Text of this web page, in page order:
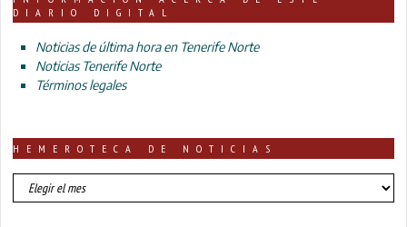
DIARIO DIGITAL
Noticias de última hora en Tenerife Norte
Noticias Tenerife Norte
Términos legales
HEMEROTECA DE NOTICIAS
HEMEROTECA
DE